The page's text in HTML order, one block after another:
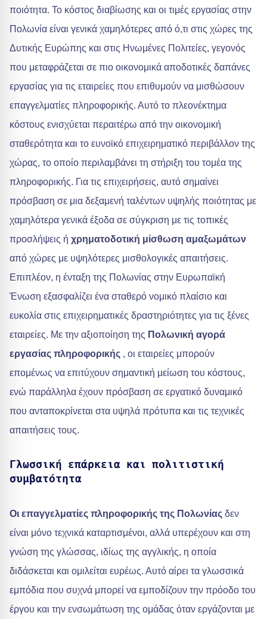
ποιότητα. Το κόστος διαβίωσης και οι τιμές εργασίας στην
Πολωνία είναι γενικά χαμηλότερες από ό,τι στις χώρες της
Δυτικής Ευρώπης και στις Ηνωμένες Πολιτείες, γεγονός
που μεταφράζεται σε πιο οικονομικά αποδοτικές δαπάνες
εργασίας για τις εταιρείες που επιθυμούν να μισθώσουν
επαγγελματίες πληροφορικής. Αυτό το πλεονέκτημα
κόστους ενισχύεται περαιτέρω από την οικονομική
σταθερότητα και το ευνοϊκό επιχειρηματικό περιβάλλον της
χώρας, το οποίο περιλαμβάνει τη στήριξη του τομέα της
πληροφορικής. Για τις επιχειρήσεις, αυτό σημαίνει
πρόσβαση σε μια δεξαμενή ταλέντων υψηλής ποιότητας με
χαμηλότερα γενικά έξοδα σε σύγκριση με τις τοπικές
προσλήψεις ή χρηματοδοτική μίσθωση αμαξωμάτων
από χώρες με υψηλότερες μισθολογικές απαιτήσεις.
Επιπλέον, η ένταξη της Πολωνίας στην Ευρωπαϊκή
Ένωση εξασφαλίζει ένα σταθερό νομικό πλαίσιο και
ευκολία στις επιχειρηματικές δραστηριότητες για τις ξένες
εταιρείες. Με την αξιοποίηση της Πολωνική αγορά
εργασίας πληροφορικής , οι εταιρείες μπορούν
επομένως να επιτύχουν σημαντική μείωση του κόστους,
ενώ παράλληλα έχουν πρόσβαση σε εργατικό δυναμικό
που ανταποκρίνεται στα υψηλά πρότυπα και τις τεχνικές
απαιτήσεις τους.
Γλωσσική επάρκεια και πολιτιστική
συμβατότητα
Οι επαγγελματίες πληροφορικής της Πολωνίας δεν
είναι μόνο τεχνικά καταρτισμένοι, αλλά υπερέχουν και στη
γνώση της γλώσσας, ιδίως της αγγλικής, η οποία
διδάσκεται και ομιλείται ευρέως. Αυτό αίρει τα γλωσσικά
εμπόδια που συχνά μπορεί να εμποδίζουν την πρόοδο του
έργου και την ενσωμάτωση της ομάδας όταν εργάζονται με